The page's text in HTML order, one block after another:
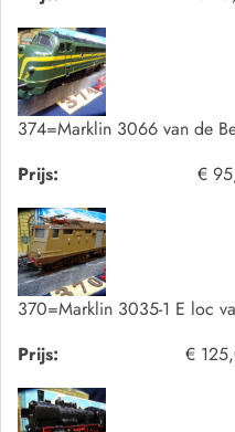
374=Marklin 3066 van de
Prijs:
€
370=Marklin 3035-1 E loc
Prijs:
€